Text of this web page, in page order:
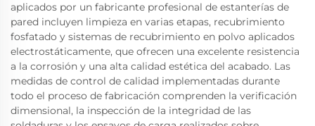
aplicados por un fabricante profesional de estanterías de
pared incluyen limpieza en varias etapas, recubrimiento
fosfatado y sistemas de recubrimiento en polvo aplicados
electrostáticamente, que ofrecen una excelente resistencia
a la corrosión y una alta calidad estética del acabado. Las
medidas de control de calidad implementadas durante
todo el proceso de fabricación comprenden la verificación
dimensional, la inspección de la integridad de las